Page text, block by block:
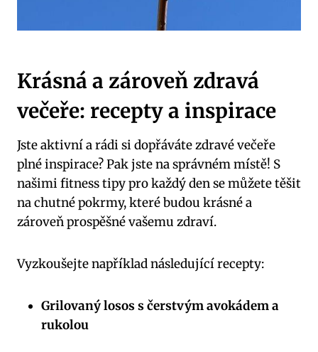
Krásná a zároveň zdravá
večeře: recepty a inspirace
Jste aktivní a rádi si dopřáváte zdravé večeře
plné inspirace? Pak jste na správném místě! S
našimi fitness tipy pro každý den se můžete těšit
na chutné pokrmy, které budou krásné a
zároveň prospěšné vašemu zdraví.
Vyzkoušejte například následující recepty:
Grilovaný losos s čerstvým avokádem a
rukolou